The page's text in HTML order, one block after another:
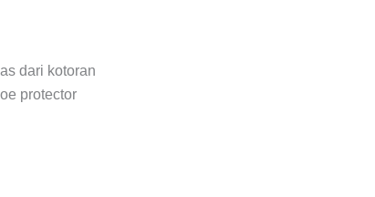
dari kotoran
protector